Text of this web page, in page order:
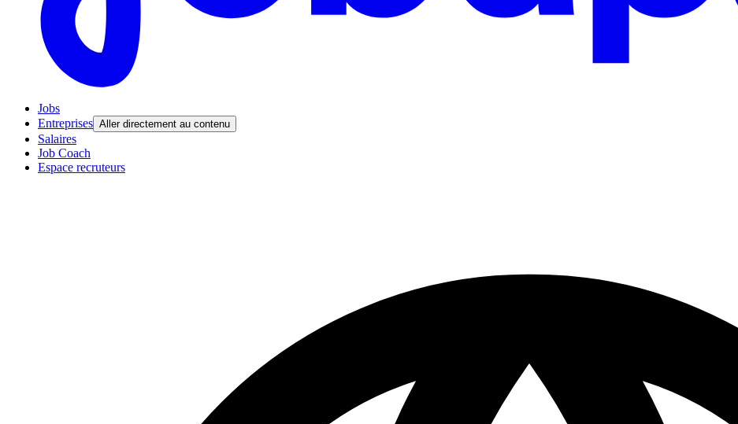
Jobs
Entreprises Aller directement au contenu
Salaires
Job Coach
Espace recruteurs